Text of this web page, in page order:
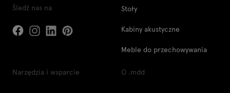
Śledź nas na Stoły
Kabiny akustyczne
Meble do przechowywania
Narzędzia i wsparcie O .mdd